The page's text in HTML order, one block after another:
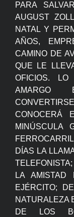
PARA
AUGUST
NATAL Y
AÑOS,
CAMINO DE
QUE LE
OFICIOS.
AMARGO
CONOCERÁ
MINÚSCULA
DÍAS LA
LA
EJÉRCITO;
NATURALEZA
DE LOS